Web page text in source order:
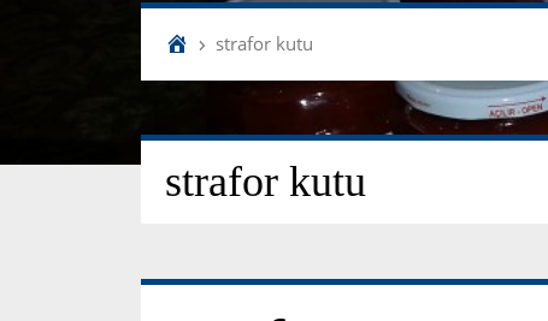
strafor kutu
strafor kutu